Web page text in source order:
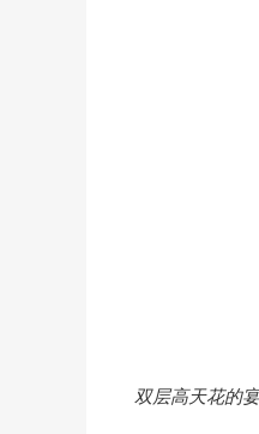
双层高天花的